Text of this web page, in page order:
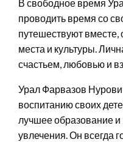
В свободное время
проводить время со
путешествуют
места и культуры.
счастьем, любовью и
Урал Фарвазов
воспитанию своих
лучшее образование
увлечения. Он всегда